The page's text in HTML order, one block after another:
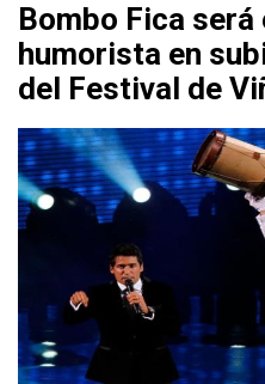
Bombo Fica será
humorista en
del Festival de